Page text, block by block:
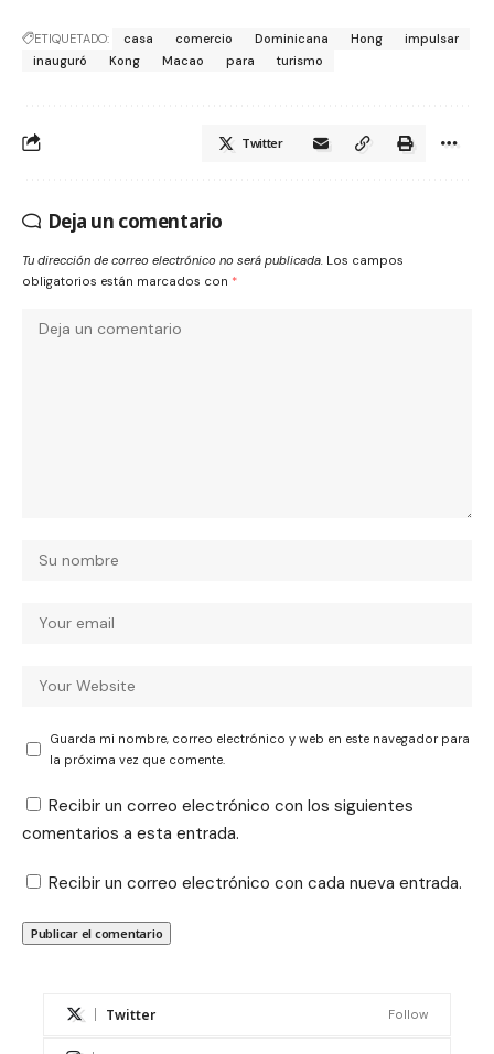
ETIQUETADO: casa comercio Dominicana Hong
impulsar
inauguró
Kong Macao para turismo
Twitter
Deja un comentario
Tu dirección de correo electrónico no será publicada. Los campos
obligatorios están marcados con *
Guarda mi nombre, correo electrónico y web en este navegador para
la próxima vez que comente.
Recibir un correo electrónico con los siguientes
comentarios a esta entrada.
Recibir un correo electrónico con cada nueva entrada.
Twitter Follow